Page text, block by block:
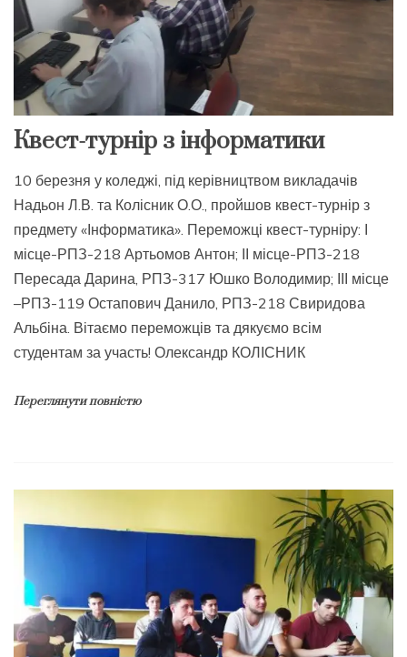
Квест-турнір з інформатики
10 березня у коледжі, під керівництвом викладачів
Надьон Л.В. та Колісник О.О., пройшов квест-турнір з
предмету «Інформатика». Переможці квест-турніру: І
місце-РПЗ-218 Артьомов Антон; ІІ місце-РПЗ-218
Пересада Дарина, РПЗ-317 Юшко Володимир; ІІІ місце
–РПЗ-119 Остапович Данило, РПЗ-218 Свиридова
Альбіна. Вітаємо переможців та дякуємо всім
студентам за участь! Олександр КОЛІСНИК
Переглянути повністю